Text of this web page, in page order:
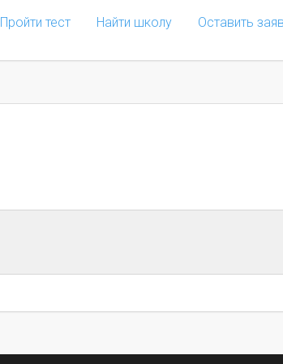
Пройти тест Найти школу Оставить